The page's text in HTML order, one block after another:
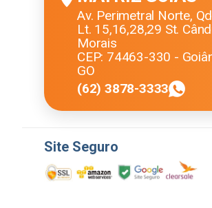
Av. Perimetral Norte,
Lt. 15,16,28,29 St.
Morais
CEP: 74463-330 -
GO
(62) 3878-3333
Site Seguro